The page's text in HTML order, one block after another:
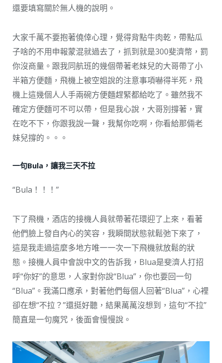
還要填寫關於無人機的說明。
大家千萬不要抱著僥倖心理，覺得背點牛肉乾，帶點瓜
子啥的不用申報蒙混就過去了，抓到就是300斐濟幣，罰
你沒商量。跟我同航班的幾個帶著老妹兒的大哥帶了小
半箱方便麵，飛機上被空姐說的注意事項嚇得半死，飛
機上這幾個人人手兩碗方便麵趕緊都給吃了。雖然我不
確定方便麵可不可以帶，但是我心說，大哥別撐著，實
在吃不下，你跟我說一聲，我幫你吃啊，你看給那倆老
妹兒撐的。。。
一句Bula，讓我三天不拉
“Bula！！！”
下了飛機，酒店的接機人員就帶著花環迎了上來，看著
他們臉上發自內心的笑容，我瞬間狀態就鬆弛下來了，
這是我走過這麼多地方唯一一次一下飛機就放鬆的狀
態。接機人員中會說中文的告訴我，Blua是斐濟人打招
呼“你好”的意思，人家對你說“Blua”，你也要回一句
“Blua”。我滿口應承，對著他們每個人回著“Blua”，心裡
卻在想“不拉？”還挺好聽，結果萬萬沒想到，這句“不拉”
簡直是一句魔咒，後面會慢慢說。